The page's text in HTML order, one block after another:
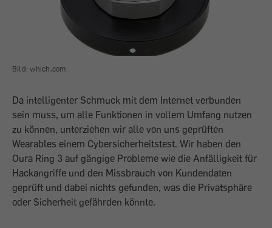
Bild: which.com
Da intelligenter Schmuck mit dem Internet verbunden
sein muss, um alle Funktionen in vollem Umfang nutzen
zu können, unterziehen wir alle von uns geprüften
Wearables einem Cybersicherheitstest. Wir haben den
Oura Ring 3 auf gängige Probleme wie die Anfälligkeit für
Hackangriffe und den Missbrauch von Kundendaten
geprüft und dabei nichts gefunden, was die Privatsphäre
oder Sicherheit gefährden könnte.